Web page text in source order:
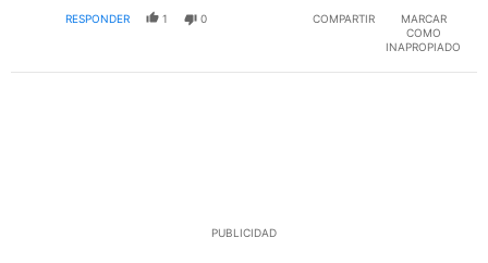
RESPONDER 1 0 COMPARTIR
MARCAR
COMO
INAPROPIADO
PUBLICIDAD